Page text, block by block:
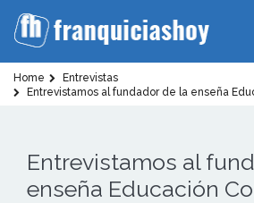
Home
Entrevistas
Entrevistamos al fundador de la enseña
Entrevistamos al
enseña Educación